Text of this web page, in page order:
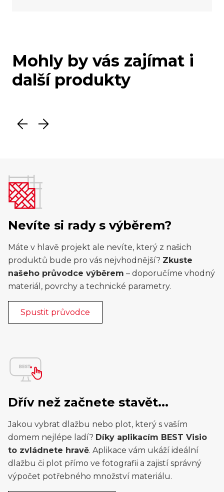
Mohly by vás zajímat i
další produkty
Nevíte si rady s výběrem?
Máte v hlavě projekt ale nevíte, který z našich
produktů bude pro vás nejvhodnější? Zkuste
našeho průvodce výběrem – doporučíme vhodný
materiál, povrchy a technické parametry.
Spustit průvodce
Dřív než začnete stavět...
Jakou vybrat dlažbu nebo plot, který s vaším
domem nejlépe ladí? Díky aplikacím BEST Visio
to zvládnete hravě. Aplikace vám ukáží ideální
dlažbu či plot přímo ve fotografii a zajistí správný
výpočet potřebného množství materiálu.